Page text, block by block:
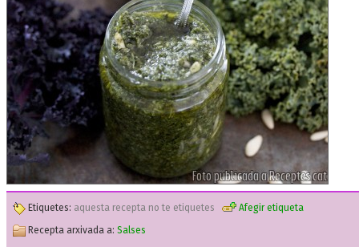
Etiquetes: aquesta recepta no te etiquetes
Afegir etiqueta
Recepta arxivada a: Salses